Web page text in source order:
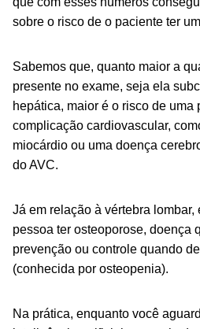
sobre o risco de o paciente ter
Sabemos que, quanto maior a
presente no exame, seja ela
hepática, maior é o risco de uma
complicação cardiovascular,
miocárdio ou uma doença
do AVC.
Já em relação à vértebra lombar,
pessoa ter osteoporose, doença
prevenção ou controle quando
(conhecida por osteopenia).
Na prática, enquanto você